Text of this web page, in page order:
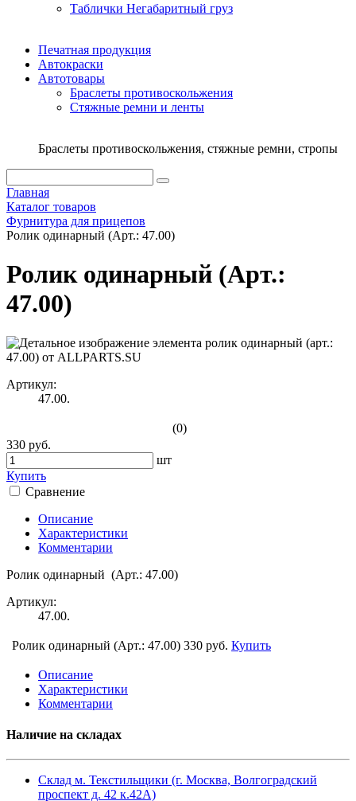
Таблички Негабаритный груз
Печатная продукция
Автокраски
Автотовары
Браслеты противоскольжения
Стяжныe ремни и ленты
Браслеты противоскольжения, стяжные ремни, стропы
Главная
Каталог товаров
Фурнитура для прицепов
Ролик одинарный (Арт.: 47.00)
Ролик одинарный (Арт.:
47.00)
Артикул:
47.00.
(0)
330 руб.
шт
Купить
Сравнение
Описание
Характеристики
Комментарии
Ролик одинарный (Арт.: 47.00)
Артикул:
47.00.
Ролик одинарный (Арт.: 47.00) 330 руб. Купить
Описание
Характеристики
Комментарии
Наличие на складах
Склад м. Текстильщики (г. Москва, Волгоградский
проспект д. 42 к.42А)